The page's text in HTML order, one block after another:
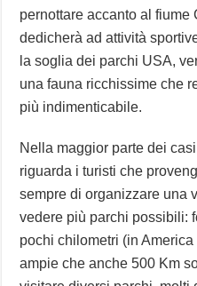
pernottare accanto al fiume
dedicherà ad attività
la soglia dei parchi USA,
una fauna ricchissime che
più indimenticabile.
Nella maggior parte dei
riguarda i turisti che
sempre di organizzare una
vedere più parchi possibili:
pochi chilometri (in
ampie che anche 500 Km